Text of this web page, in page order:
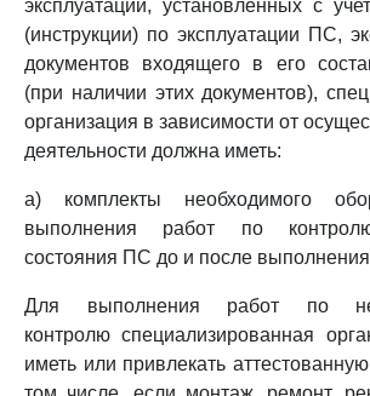
эксплуатации, установленных с
(инструкции) по эксплуатации ПС,
документов входящего в его
(при наличии этих документов),
организация в зависимости от
деятельности должна иметь:
а) комплекты необходимого
выполнения работ по контролю
состояния ПС до и после выполнения
Для выполнения работ по
контролю специализированная
иметь или привлекать